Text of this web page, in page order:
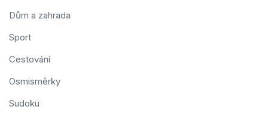
Dům a zahrada
Sport
Cestování
Osmisměrky
Sudoku